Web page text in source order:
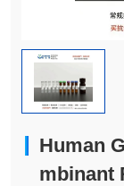
Human
mbinant